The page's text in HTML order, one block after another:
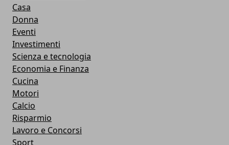
Casa
Donna
Eventi
Investimenti
Scienza e tecnologia
Economia e Finanza
Cucina
Motori
Calcio
Risparmio
Lavoro e Concorsi
Sport